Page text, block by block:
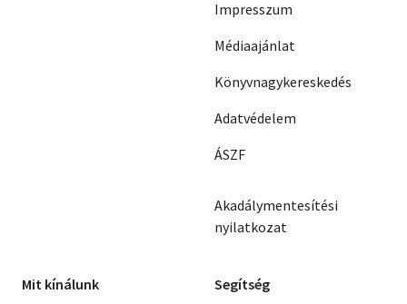
Impresszum
Médiaajánlat
Könyvnagykereskedés
Adatvédelem
ÁSZF
Akadálymentesítési
nyilatkozat
Mit kínálunk Segítség